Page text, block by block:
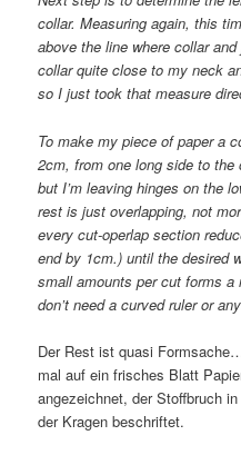
collar. Measuring again, this
above the line where collar
collar quite close to my neck
so I just took that measure
To make my piece of paper a
2cm, from one long side to
but I’m leaving hinges on the
rest is just overlapping, not
every cut-operlap section
end by 1cm.) until the desired
small amounts per cut forms
don’t need a curved ruler or
Der Rest ist quasi
mal auf ein frisches Blatt
angezeichnet, der Stoffbruch
der Kragen beschriftet.